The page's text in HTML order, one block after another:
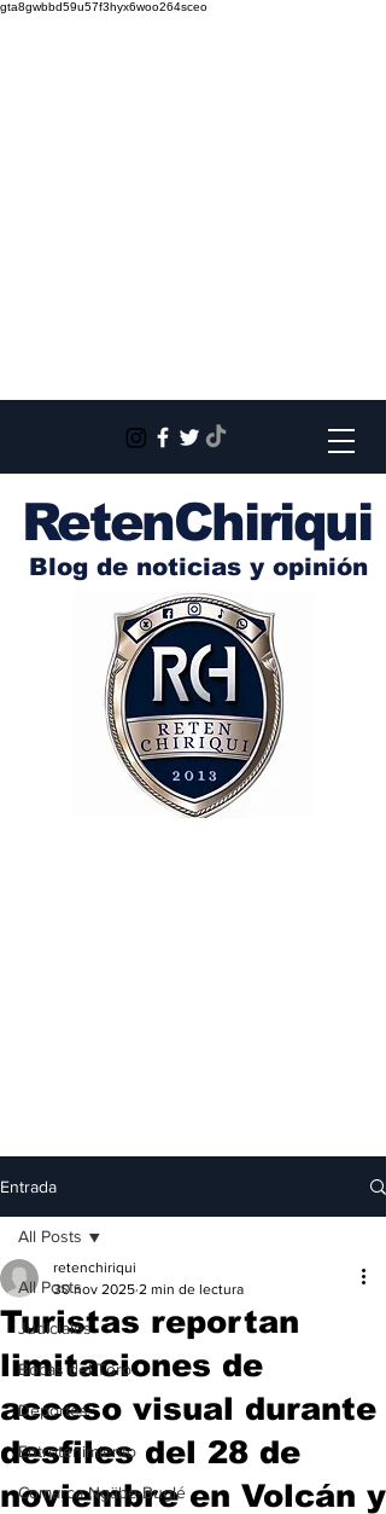
gta8gwbbd59u57f3hyx6woo264sceo
RetenChiriqui
Blog de noticias y opinión
Entrada
All Posts
Judiciales
Bocas del Toro
Deportes
Entretenimiento
Comarca Ngäbe-Buglé
All Posts
Turistas reportan
limitaciones de
acceso visual durante
desfiles del 28 de
noviembre en Volcán y
retenchiriqui
30 nov 2025 2 min de lectura